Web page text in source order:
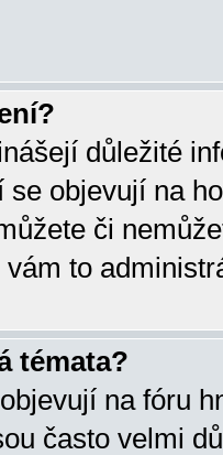
důležité
objevují na
či
to
témata?
na fóru
často velmi